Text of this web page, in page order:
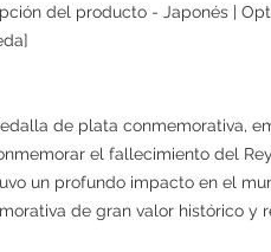
del producto - Japonés |
de plata conmemorativa,
el fallecimiento del
un profundo impacto en el
de gran valor histórico y